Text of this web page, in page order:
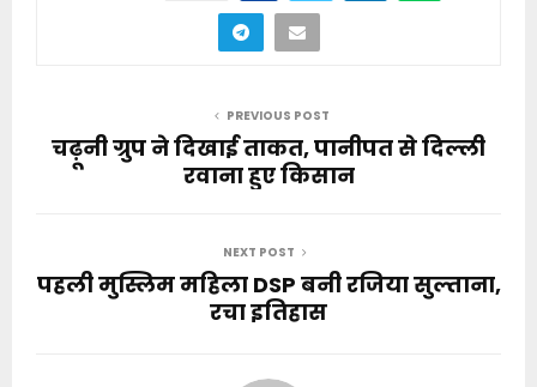
PREVIOUS POST
चढ़ूनी ग्रुप ने दिखाई ताकत, पानीपत से दिल्ली
रवाना हुए किसान
NEXT POST
पहली मुस्लिम महिला DSP बनी रजिया सुल्ताना,
रचा इतिहास